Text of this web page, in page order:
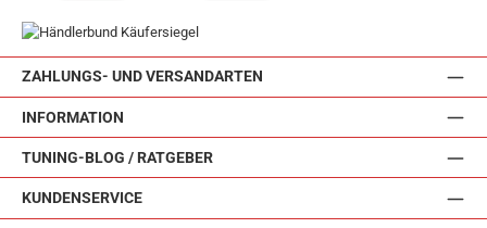
ZAHLUNGS- UND VERSANDARTEN
INFORMATION
TUNING-BLOG / RATGEBER
KUNDENSERVICE